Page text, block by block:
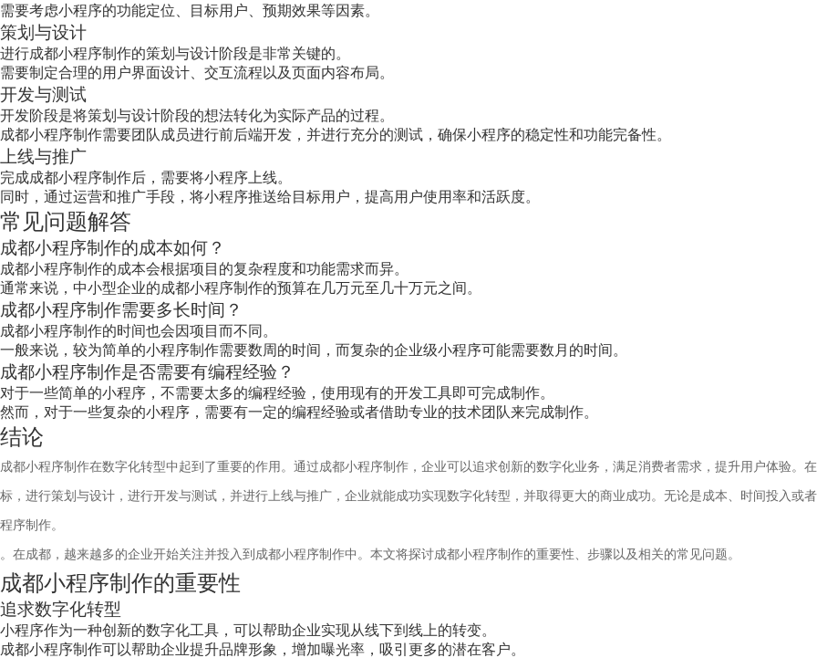
需要考虑小程序的功能定位、目标用户、预期效果等因素。
策划与设计
进行成都小程序制作的策划与设计阶段是非常关键的。
需要制定合理的用户界面设计、交互流程以及页面内容布局。
开发与测试
开发阶段是将策划与设计阶段的想法转化为实际产品的过程。
成都小程序制作需要团队成员进行前后端开发，并进行充分的测试，确保小程序的稳定性和功能完备性。
上线与推广
完成成都小程序制作后，需要将小程序上线。
同时，通过运营和推广手段，将小程序推送给目标用户，提高用户使用率和活跃度。
常见问题解答
成都小程序制作的成本如何？
成都小程序制作的成本会根据项目的复杂程度和功能需求而异。
通常来说，中小型企业的成都小程序制作的预算在几万元至几十万元之间。
成都小程序制作需要多长时间？
成都小程序制作的时间也会因项目而不同。
一般来说，较为简单的小程序制作需要数周的时间，而复杂的企业级小程序可能需要数月的时间。
成都小程序制作是否需要有编程经验？
对于一些简单的小程序，不需要太多的编程经验，使用现有的开发工具即可完成制作。
然而，对于一些复杂的小程序，需要有一定的编程经验或者借助专业的技术团队来完成制作。
结论
成都小程序制作在数字化转型中起到了重要的作用。通过成都小程序制作，企业可以追求创新的数字化业务，满足消费者需求，提升用户体验
标，进行策划与设计，进行开发与测试，并进行上线与推广，企业就能成功实现数字化转型，并取得更大的商业成功。无论是成本、时间投入或
程序制作。
。在成都，越来越多的企业开始关注并投入到成都小程序制作中。本文将探讨成都小程序制作的重要性、步骤以及相关的常见问题。
成都小程序制作的重要性
追求数字化转型
小程序作为一种创新的数字化工具，可以帮助企业实现从线下到线上的转变。
成都小程序制作可以帮助企业提升品牌形象，增加曝光率，吸引更多的潜在客户。